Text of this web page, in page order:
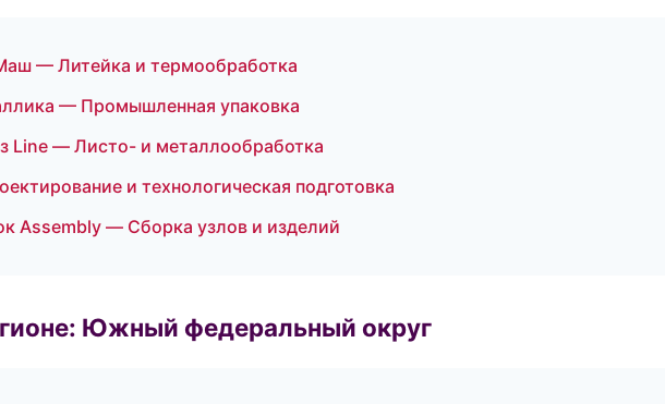
— Литейка и термообработка
— Промышленная упаковка
Line — Листо- и металлообработка
и технологическая подготовка
Assembly — Сборка узлов и изделий
Южный федеральный округ